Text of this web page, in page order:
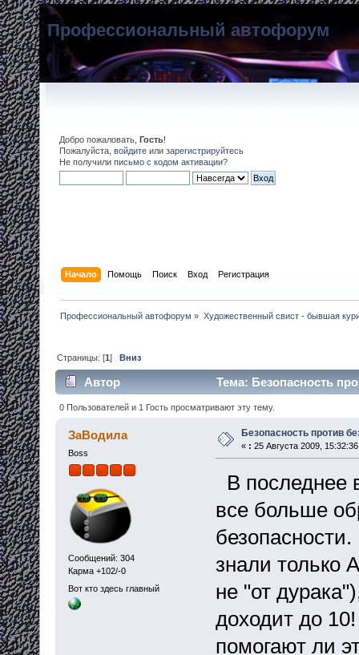
Профессиональный автофорум
Добро пожаловать, Гость!
Пожалуйста, войдите или зарегистрируйтесь
Не получили письмо с кодом активации?
Начало Помощь Поиск Вход Регистрация
Профессиональный автофорум » Художественный свист - бывшая
Страницы: [1]Вниз
Автор Тема: Безопасность
0 Пользователей и 1 Гость просматривают эту тему.
ЗаВодила
Boss
Сообщений: 304
Карма +102/-0
Вот кто здесь главный
Безопасность против
« : 25 Августа 2009,
В последнее
все больше
знали только
не "от
доходит до
помогают ли